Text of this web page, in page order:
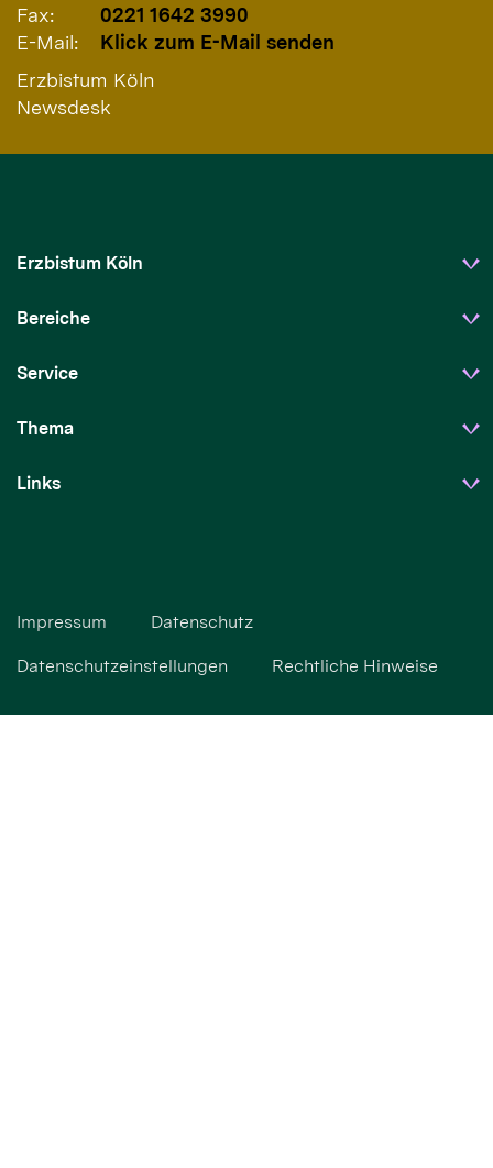
Fax:
0221 1642 3990
E-Mail:
Klick zum E-Mail senden
Erzbistum Köln
Newsdesk
Erzbistum Köln
Bereiche
Service
Thema
Links
Impressum Datenschutz
Datenschutzeinstellungen Rechtliche Hinweise